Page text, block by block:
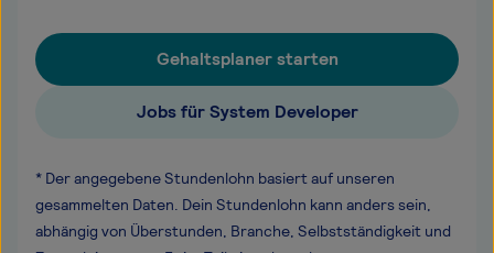
Gehaltsplaner starten
Jobs für System Developer
* Der angegebene Stundenlohn basiert auf unseren
gesammelten Daten. Dein Stundenlohn kann anders sein,
abhängig von Überstunden, Branche, Selbstständigkeit und